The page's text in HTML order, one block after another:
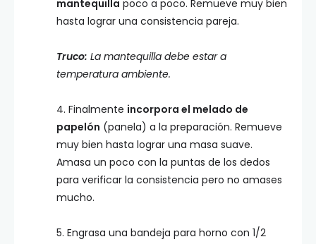
mantequilla poco a poco. Remueve muy bien
hasta lograr una consistencia pareja.
Truco: La mantequilla debe estar a
temperatura ambiente.
4. Finalmente incorpora el melado de
papelón (panela) a la preparación. Remueve
muy bien hasta lograr una masa suave.
Amasa un poco con la puntas de los dedos
para verificar la consistencia pero no amases
mucho.
5. Engrasa una bandeja para horno con 1/2